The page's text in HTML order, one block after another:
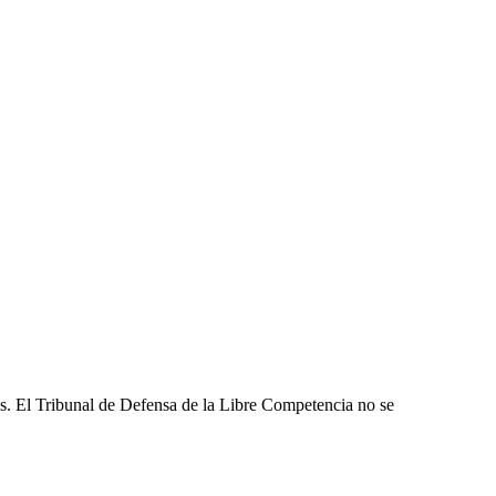
El Tribunal de Defensa de la Libre Competencia no se